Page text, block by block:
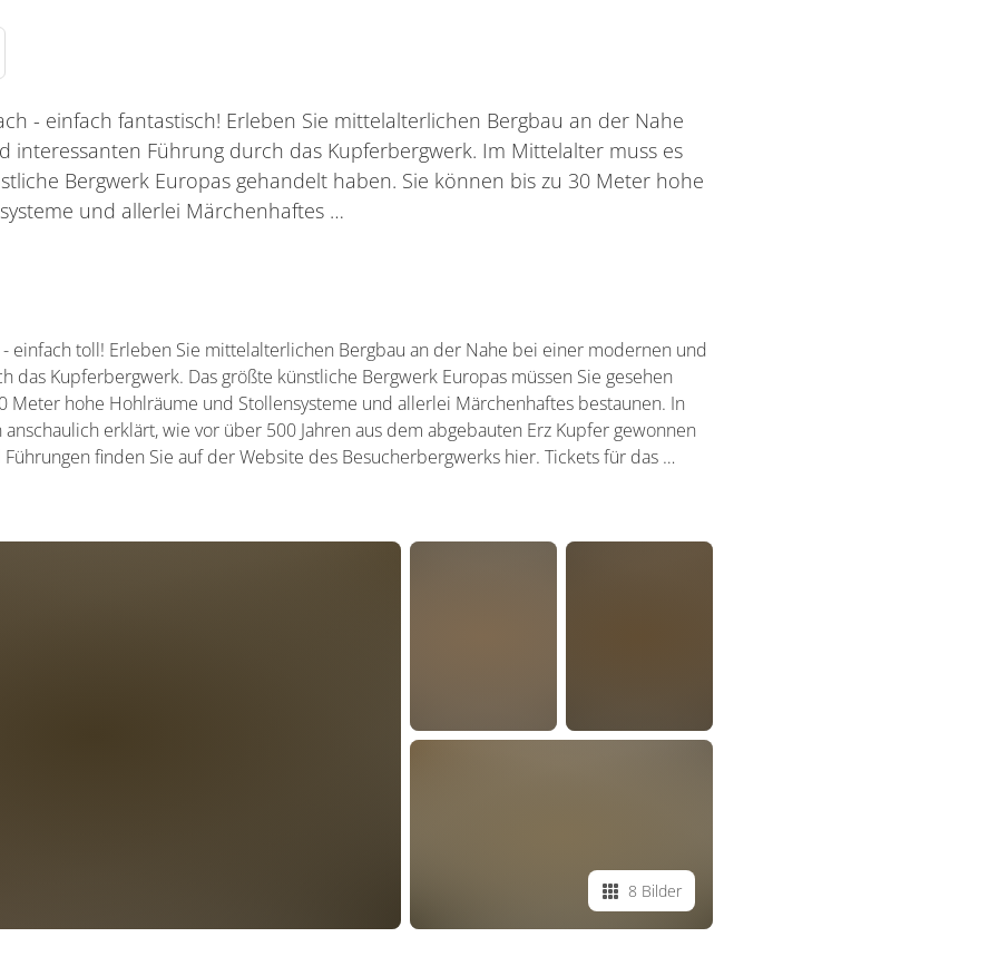
- einfach fantastisch! Erleben Sie mittelalterlichen Bergbau an der Nahe
interessanten Führung durch das Kupferbergwerk. Im Mittelalter muss es
Bergwerk Europas gehandelt haben. Sie können bis zu 30 Meter hohe
und allerlei Märchenhaftes …
einfach toll! Erleben Sie mittelalterlichen Bergbau an der Nahe bei einer modernen und
das Kupferbergwerk. Das größte künstliche Bergwerk Europas müssen Sie gesehen
Meter hohe Hohlräume und Stollensysteme und allerlei Märchenhaftes bestaunen. In
erklärt, wie vor über 500 Jahren aus dem abgebauten Erz Kupfer gewonnen
finden Sie auf der Website des Besucherbergwerks hier. Tickets für das …
8 Bilder